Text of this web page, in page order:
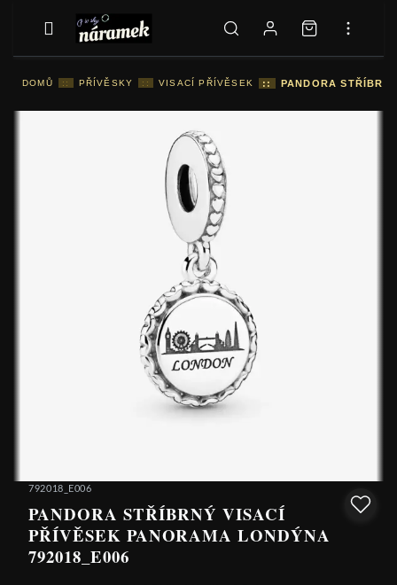
DOMŮ :: PŘÍVĚSKY :: VISACÍ PŘÍVĚSEK :: PANDORA
792018_E006
PANDORA STŘÍBRNÝ VISACÍ
PŘÍVĚSEK PANORAMA LONDÝNA
792018_E006